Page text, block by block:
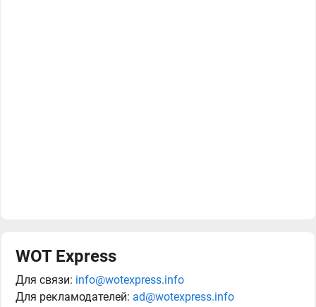
WOT Express
Для связи: info@wotexpress.info
Для рекламодателей: ad@wotexpress.info